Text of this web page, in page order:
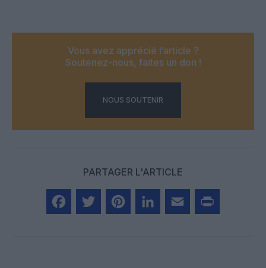
Vous avez apprécié l’article ?
Soutenez-nous, faites un don !
NOUS SOUTENIR
PARTAGER L'ARTICLE